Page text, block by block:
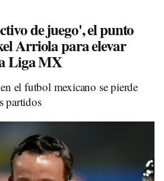
de juego', el punto
Arriola para elevar
Liga MX
el futbol mexicano se pierde
partidos